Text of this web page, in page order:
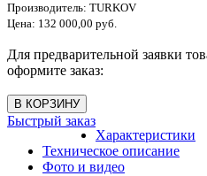
Производитель: TURKOV
Цена: 132 000,00 руб.
Для предварительной заявки
оформите заказ:
Быстрый заказ
Характеристики
Техническое описание
Фото и видео